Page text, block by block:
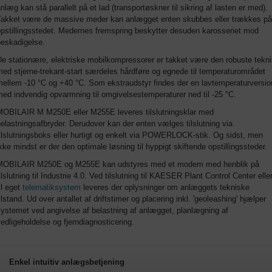
kan stå parallelt på et lad (transportøskner til sikring af lasten er med).
være de massive meder kan anlægget enten skubbes eller trækkes på
Medernes fremspring beskytter desuden karosseriet mod
stationære, elektriske mobilkompressorer er takket være den robuste
stjerne-trekant-start særdeles hårdføre og egnede til temperaturområdet
-10 °C og +40 °C. Som ekstraudstyr findes der en
indvendig opvarmning til omgivelsestemperaturer ned til -25 °C.
M M250E eller M255E leveres tilslutningsklar med
Derudover kan der enten vælges tilslutning via
eller hurtigt og enkelt via POWERLOCK-stik. Og sidst, men
mindst er der den optimale løsning til hyppigt skiftende opstillingssteder.
M250E og M255E kan udstyres med et modem med henblik på
til Industrie 4.0. Ved tilslutning til KAESER Plant Control Center eller
eget telematiksystem leveres der oplysninger om anlæggets tekniske
Ud over antallet af driftstimer og placering inkl. 'geoleashing' hjælper
ved angivelse af belastning af anlægget, planlægning af
og fjerndiagnosticering.
Enkel intuitiv anlægsbetjening